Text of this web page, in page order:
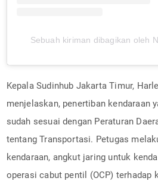
Sebuah kiriman dibagikan oleh
Kepala Sudinhub Jakarta Timur,
menjelaskan, penertiban kendaraan
sudah sesuai dengan Peraturan
tentang Transportasi. Petugas
kendaraan, angkut jaring untuk
operasi cabut pentil (OCP) terhadap